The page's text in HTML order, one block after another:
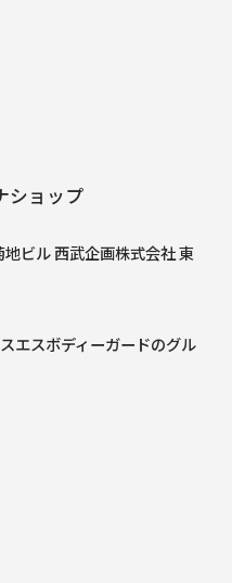
ショップ
ビル 西武企画株式会社 東
エスボディーガードのグル